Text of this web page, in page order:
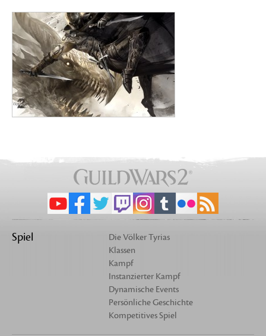
Spiel
Die Völker Tyrias
Klassen
Kampf
Instanzierter Kampf
Dynamische Events
Persönliche Geschichte
Kompetitives Spiel